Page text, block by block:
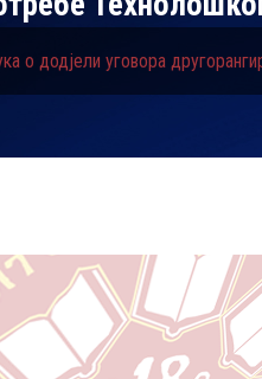
о додјели уговора